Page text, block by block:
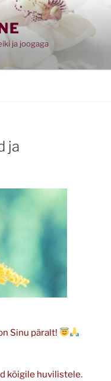
ja joogaga
ja
Sinu päralt!
kõigile huvilistele.